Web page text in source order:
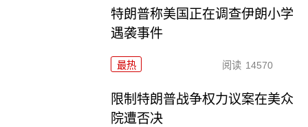
特朗普称美国正在调查伊朗小学
遇袭事件
最热 阅读 14570
限制特朗普战争权力议案在美众
院遭否决